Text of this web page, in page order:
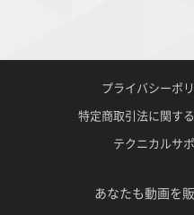
プライバシーポ
特定商取引法に関す
テクニカルサ
あなたも動画を